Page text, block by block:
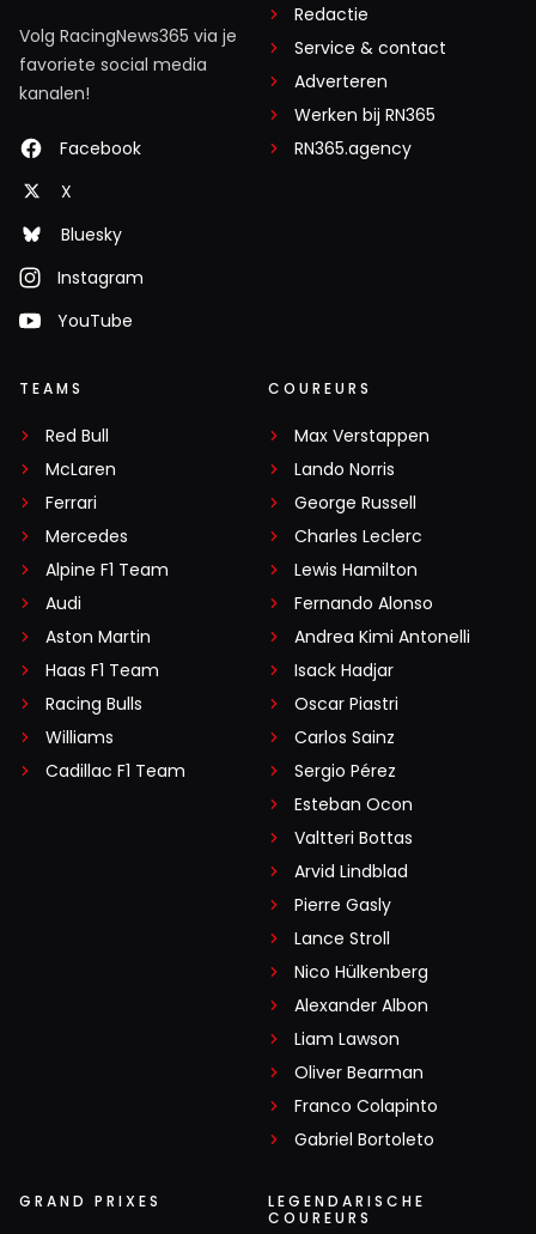
Volg RacingNews365 via je
favoriete social media
kanalen!
Facebook
X
Bluesky
Instagram
YouTube
Redactie
Service & contact
Adverteren
Werken bij RN365
RN365.agency
TEAMS
Red Bull
McLaren
Ferrari
Mercedes
Alpine F1 Team
Audi
Aston Martin
Haas F1 Team
Racing Bulls
Williams
Cadillac F1 Team
COUREURS
Max Verstappen
Lando Norris
George Russell
Charles Leclerc
Lewis Hamilton
Fernando Alonso
Andrea Kimi Antonelli
Isack Hadjar
Oscar Piastri
Carlos Sainz
Sergio Pérez
Esteban Ocon
Valtteri Bottas
Arvid Lindblad
Pierre Gasly
Lance Stroll
Nico Hülkenberg
Alexander Albon
Liam Lawson
Oliver Bearman
Franco Colapinto
Gabriel Bortoleto
GRAND PRIXES
LEGENDARISCHE
COUREURS